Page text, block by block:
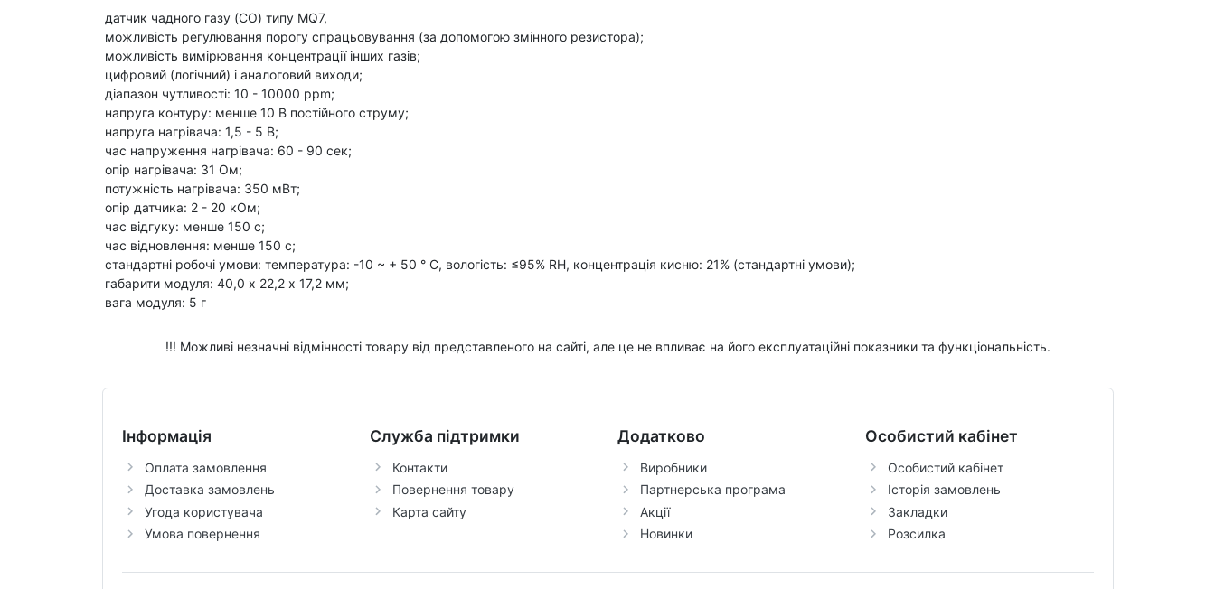
датчик чадного газу (CO) типу MQ7,
можливість регулювання порогу спрацьовування (за допомогою змінного резистора);
можливість вимірювання концентрації інших газів;
цифровий (логічний) і аналоговий виходи;
діапазон чутливості: 10 - 10000 ppm;
напруга контуру: менше 10 В постійного струму;
напруга нагрівача: 1,5 - 5 В;
час напруження нагрівача: 60 ​​- 90 сек;
опір нагрівача: 31 Ом;
потужність нагрівача: 350 мВт;
опір датчика: 2 - 20 кОм;
час відгуку: менше 150 с;
час відновлення: менше 150 с;
стандартні робочі умови: температура: -10 ~ + 50 ° C, вологість: ≤95% RH, концентрація кисню: 21% (стандартні умови);
габарити модуля: 40,0 х 22,2 х 17,2 мм;
вага модуля: 5 г
!!! Можливі незначні відмінності товару від представленого на сайті, але це не впливає на його експлуатаційні показники та функціональність.
Інформація
Оплата замовлення
Доставка замовлень
Угода користувача
Умова повернення
Служба підтримки
Контакти
Повернення товару
Карта сайту
Додатково
Виробники
Партнерська програма
Акції
Новинки
Особистий кабінет
Особистий кабінет
Історія замовлень
Закладки
Розсилка